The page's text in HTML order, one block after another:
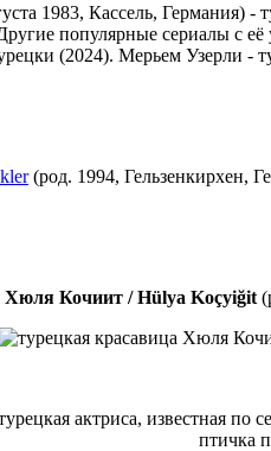
1983, Кассель, Германия) - т
популярные сериалы с
(2024). Мерьем Узерли -
(род. 1994, Гельзенкирхен,
Хюля Кочиит / Hülya Koçyiğit
актриса, известная
птичка